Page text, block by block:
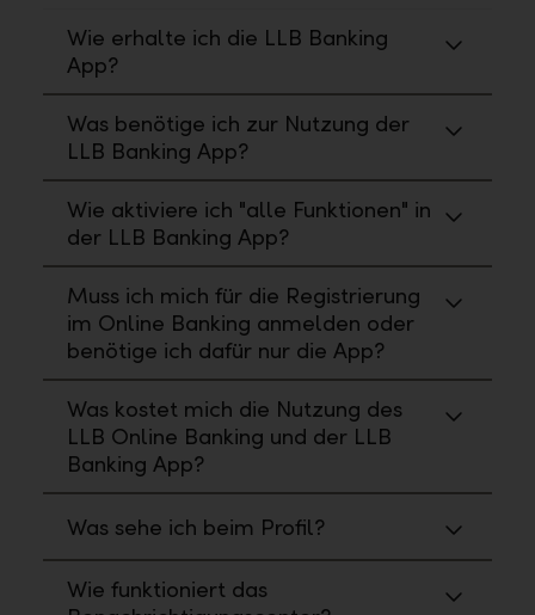
Wie erhalte ich die LLB Banking
App?
Was benötige ich zur Nutzung der
LLB Banking App?
Wie aktiviere ich "alle Funktionen" in
der LLB Banking App?
Muss ich mich für die Registrierung
im Online Banking anmelden oder
benötige ich dafür nur die App?
Was kostet mich die Nutzung des
LLB Online Banking und der LLB
Banking App?
Was sehe ich beim Profil?
Wie funktioniert das